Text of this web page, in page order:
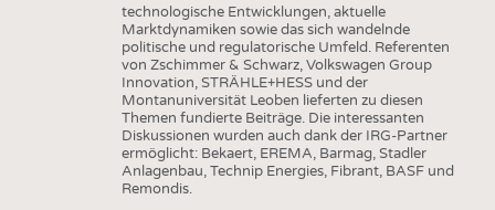
technologische Entwicklungen, aktuelle
Marktdynamiken sowie das sich wandelnde
politische und regulatorische Umfeld. Referenten
von Zschimmer & Schwarz, Volkswagen Group
Innovation, STRÄHLE+HESS und der
Montanuniversität Leoben lieferten zu diesen
Themen fundierte Beiträge. Die interessanten
Diskussionen wurden auch dank der IRG-Partner
ermöglicht: Bekaert, EREMA, Barmag, Stadler
Anlagenbau, Technip Energies, Fibrant, BASF und
Remondis.